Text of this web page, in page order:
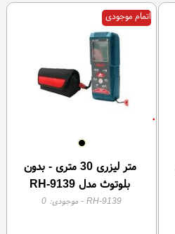
متر لیزری 30 متری - بدون
بلوتوث مدل RH-9139
RH-9139- موجودی: 0
اتمام موجودی